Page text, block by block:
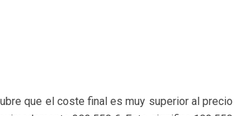
que el coste final es muy superior al precio